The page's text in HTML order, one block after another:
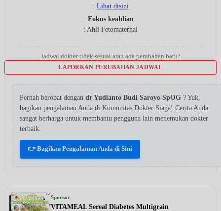
: Lihat disini
Fokus keahlian
: Ahli Fetomaternal
Jadwal dokter tidak sesuai atau ada perubahan baru?
LAPORKAN PERUBAHAN JADWAL
Pernah berobat dengan dr Yudianto Budi Saroyo SpOG ? Yuk,
bagikan pengalaman Anda di Komunitas Dokter Siaga! Cerita Anda
sangat berharga untuk membantu pengguna lain menemukan dokter
terbaik.
👉 Bagikan Pengalaman Anda di Sini
Sponsor
VITAMEAL Sereal Diabetes Multigrain